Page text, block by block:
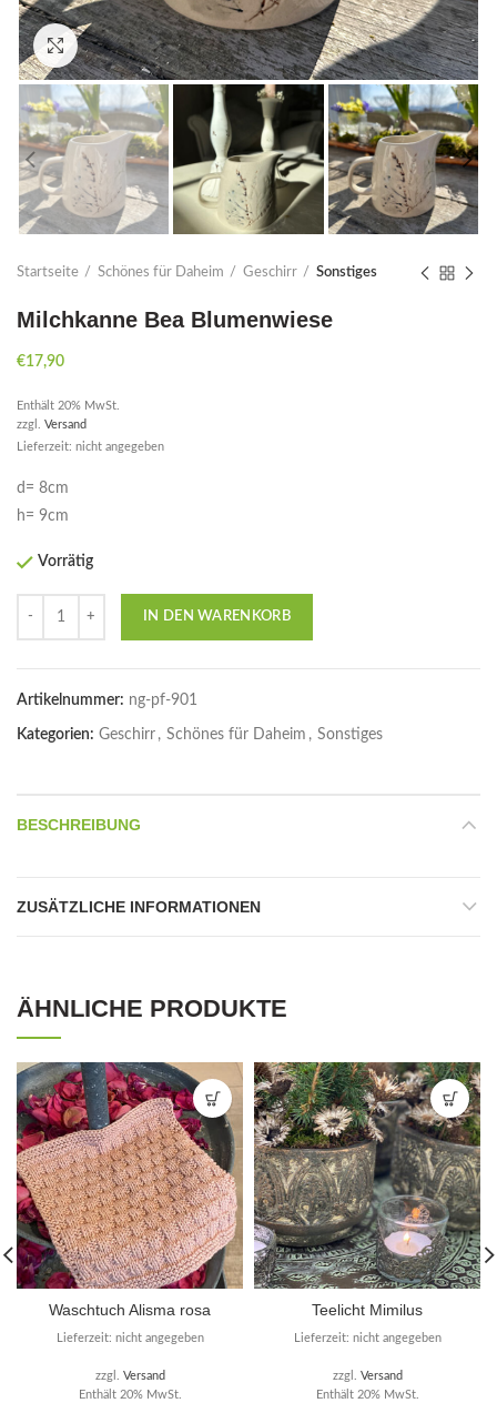
Click to enlarge
Startseite Schönes für Daheim Geschirr Sonstiges
Milchkanne Bea Blumenwiese
€17,90
Enthält 20% MwSt.
zzgl. Versand
Lieferzeit: nicht angegeben
d= 8cm
h= 9cm
Vorrätig
IN DEN WARENKORB
Artikelnummer: ng-pf-901
Kategorien: Geschirr , Schönes für Daheim , Sonstiges
BESCHREIBUNG
ZUSÄTZLICHE INFORMATIONEN
ÄHNLICHE PRODUKTE
Waschtuch Alisma rosa
Enthält 20% MwSt.
zzgl. Versand
Lieferzeit: nicht angegeben
Teelicht Mimilus
Enthält 20% MwSt.
zzgl. Versand
Lieferzeit: nicht angegeben